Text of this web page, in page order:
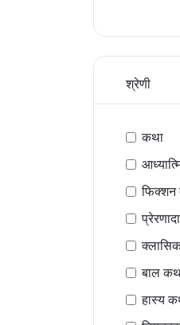
श्रेणी
कथा
फिक्शन
बाल
हास्य